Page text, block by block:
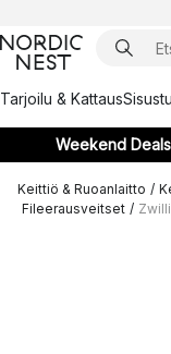
Tarjoilu & Kattaus
Weekend
Keittiö & Ruoanlaitto /
Fileerausveitset /